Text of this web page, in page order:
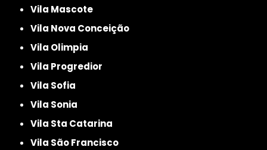
Vila Mascote
Vila Nova Conceição
Vila Olimpia
Vila Progredior
Vila Sofia
Vila Sonia
Vila Sta Catarina
Vila São Francisco